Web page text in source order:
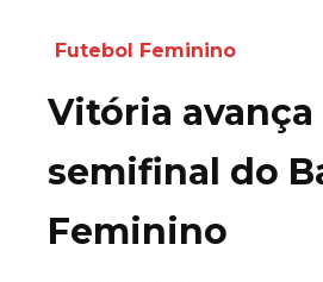
Futebol Feminino
Vitória avança
semifinal do
Feminino